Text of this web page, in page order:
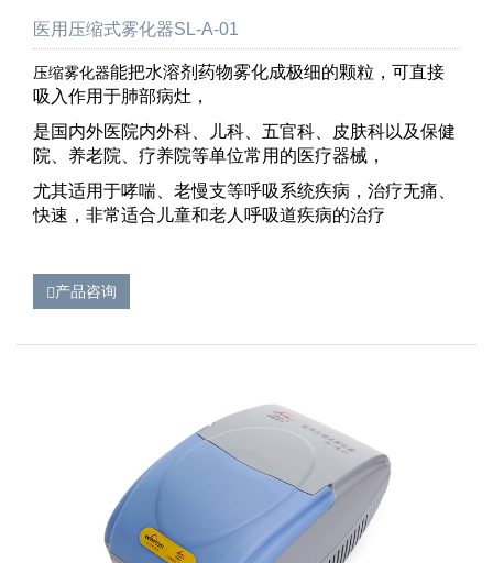
医用压缩式雾化器SL-A-01
压缩雾化器能把水溶剂药物雾化成极细的颗粒，可直接
吸入作用于肺部病灶，
是国内外医院内外科、儿科、五官科、皮肤科以及保健
院、养老院、疗养院等单位常用的医疗器械，
尤其适用于哮喘、老慢支等呼吸系统疾病，治疗无痛、
快速，非常适合儿童和老人呼吸道疾病的治疗
产品咨询